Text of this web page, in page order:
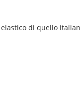
di quello